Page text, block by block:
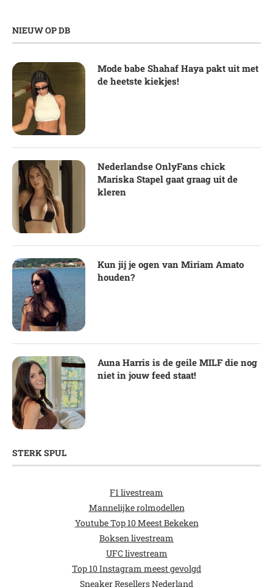
NIEUW OP DB
Mode babe Shahaf Haya pakt uit met
de heetste kiekjes!
Nederlandse OnlyFans chick
Mariska Stapel gaat graag uit de
kleren
Kun jij je ogen van Miriam Amato
houden?
Auna Harris is de geile MILF die nog
niet in jouw feed staat!
STERK SPUL
F1 livestream
Mannelijke rolmodellen
Youtube Top 10 Meest Bekeken
Boksen livestream
UFC livestream
Top 10 Instagram meest gevolgd
Sneaker Resellers Nederland